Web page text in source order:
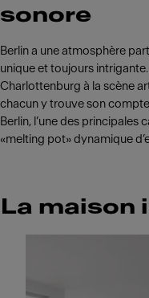
sonore
Berlin a une atmosphère
unique et toujours
Charlottenburg à la scène
chacun y trouve son
Berlin, l’une des principales
«melting pot» dynamique
La maison